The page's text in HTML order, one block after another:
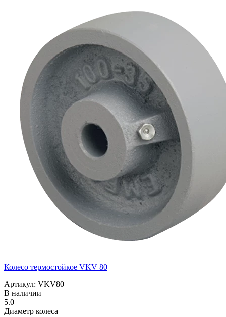
Колесо термостойкое VKV 80
Артикул: VKV80
В наличии
5.0
Диаметр колеса